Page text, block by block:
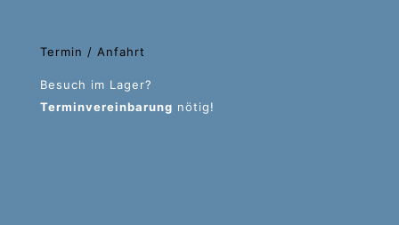
Termin / Anfahrt
Besuch im Lager?
Terminvereinbarung nötig!